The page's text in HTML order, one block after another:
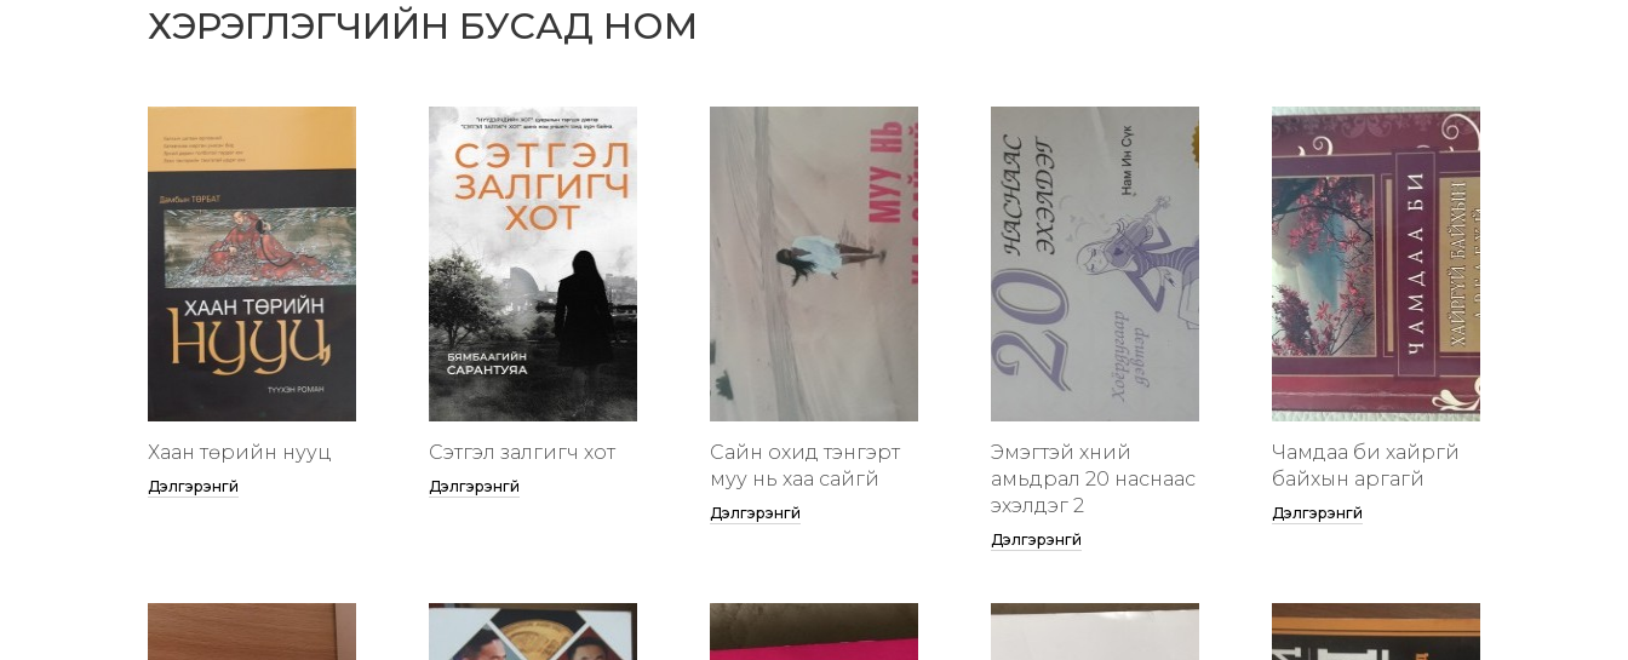
ХЭРЭГЛЭГЧИЙН БУСАД НОМ
Хаан төрийн нууц
Дэлгэрэнгүй
Сэтгэл залгигч хот
Дэлгэрэнгүй
Сайн охид тэнгэрт
муу нь хаа сайгүй
Дэлгэрэнгүй
Эмэгтэй хүний
амьдрал 20 наснаас
эхэлдэг 2
Дэлгэрэнгүй
Чамдаа би хайргүй
байхын аргагүй
Дэлгэрэнгүй